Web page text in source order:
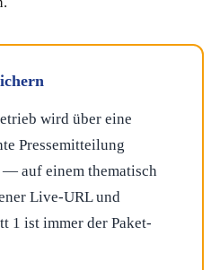
wird über eine
Pressemitteilung
auf einem thematisch
Live-URL und
1 ist immer der Paket-